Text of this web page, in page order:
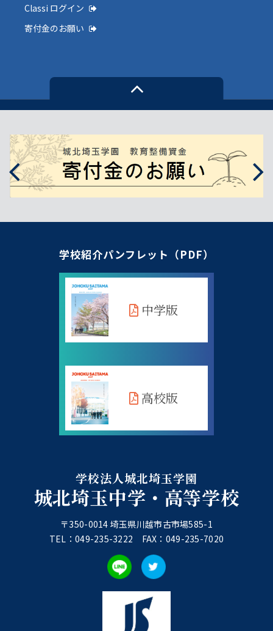
Classi ログイン
寄付金のお願い
学校法人城北埼玉学園
城北埼玉中学・高等学校
〒350-0014 埼玉県川越市古市場585-1
TEL：049-235-3222 FAX：049-235-7020
学校紹介パンフレット（PDF）
中学版
高校版